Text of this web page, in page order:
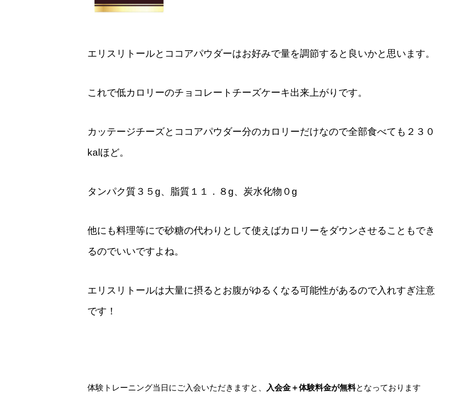
エリスリトールとココアパウダーはお好みで量を調節すると良いかと思います。
これで低カロリーのチョコレートチーズケーキ出来上がりです。
カッテージチーズとココアパウダー分のカロリーだけなので全部食べても２３０
kalほど。
タンパク質３５g、脂質１１．８g、炭水化物０g
他にも料理等にで砂糖の代わりとして使えばカロリーをダウンさせることもでき
るのでいいですよね。
エリスリトールは大量に摂るとお腹がゆるくなる可能性があるので入れすぎ注意
です！
体験トレーニング当日にご入会いただきますと、 入会金＋体験料金が無料となっております